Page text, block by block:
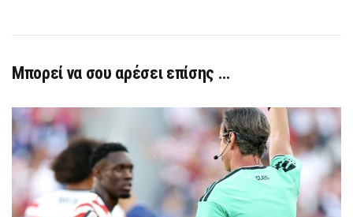
Μπορεί να σου αρέσει επίσης …